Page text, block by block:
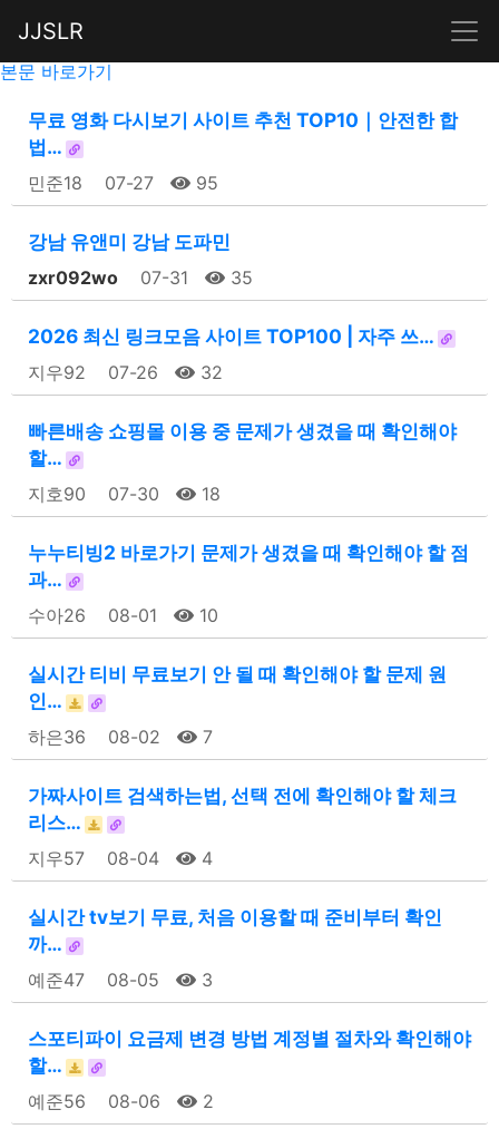
본문 바로가기
JJSLR
무료 영화 다시보기 사이트 추천 TOP10｜안전한 합
법…
민준18 07-27 95
강남 유앤미 강남 도파민
zxr092wo 07-31 35
2026 최신 링크모음 사이트 TOP100 | 자주 쓰…
지우92 07-26 32
빠른배송 쇼핑몰 이용 중 문제가 생겼을 때 확인해야
할…
지호90 07-30 18
누누티빙2 바로가기 문제가 생겼을 때 확인해야 할 점
과…
수아26 08-01 10
실시간 티비 무료보기 안 될 때 확인해야 할 문제 원
인…
하은36 08-02 7
가짜사이트 검색하는법, 선택 전에 확인해야 할 체크
리스…
지우57 08-04 4
실시간 tv보기 무료, 처음 이용할 때 준비부터 확인
까…
예준47 08-05 3
스포티파이 요금제 변경 방법 계정별 절차와 확인해야
할…
예준56 08-06 2